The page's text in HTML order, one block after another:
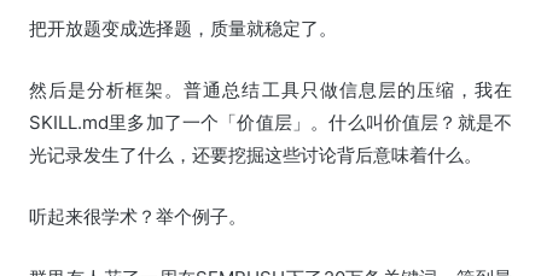
把开放题变成选择题，质量就稳定了。
然后是分析框架。普通总结工具只做信息层的压缩，我在
SKILL.md里多加了一个「价值层」。什么叫价值层？就是不
光记录发生了什么，还要挖掘这些讨论背后意味着什么。
听起来很学术？举个例子。